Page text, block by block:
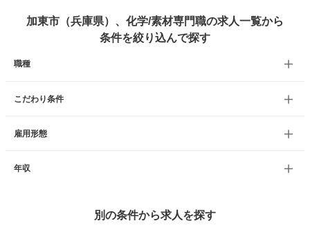
加東市（兵庫県）、化学/素材専門職の求人一覧から
条件を絞り込んで探す
職種
こだわり条件
雇用形態
年収
別の条件から求人を探す